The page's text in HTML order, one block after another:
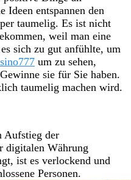
Ideen entspannen den
taumelig. Es ist nicht
weil man eine
sich zu gut anfühlte, um
um zu sehen,
sie für Sie haben.
taumelig machen wird.
Aufstieg der
digitalen Währung
ist es verlockend und
Personen.